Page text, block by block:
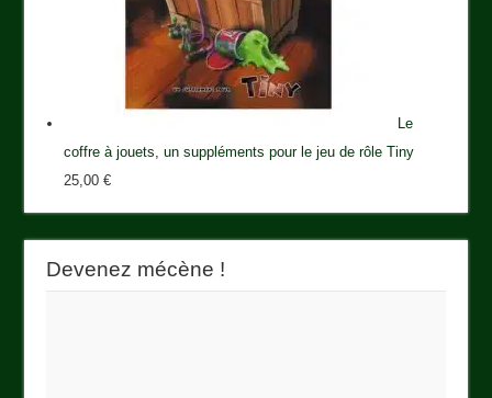
Le
coffre à jouets, un suppléments pour le jeu de rôle Tiny
25,00€
Devenez mécène !